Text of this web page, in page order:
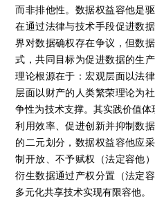
而非排他性。数据权益容他是
在通过法律与技术手段促进数
界对数据确权存在争议，但数
式，共同目标为促进数据的生
理论根源在于：宏观层面以法
层面以财产的人类繁荣理论为
争性为技术支撑。其实践价值体
利用效率、促进创新并抑制数
的二元划分，数据权益容他应
制开放、不予赋权（法定容他
衍生数据通过产权分置（法定
多元化共享技术实现有限容他。